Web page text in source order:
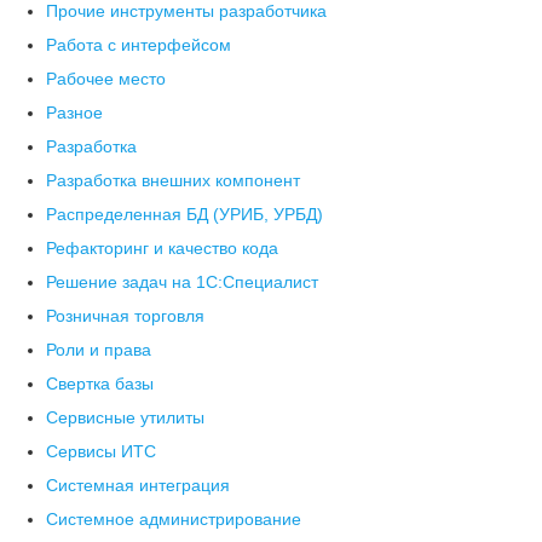
Прочие инструменты разработчика
Работа с интерфейсом
Рабочее место
Разное
Разработка
Разработка внешних компонент
Распределенная БД (УРИБ, УРБД)
Рефакторинг и качество кода
Решение задач на 1С:Специалист
Розничная торговля
Роли и права
Свертка базы
Сервисные утилиты
Сервисы ИТС
Системная интеграция
Системное администрирование